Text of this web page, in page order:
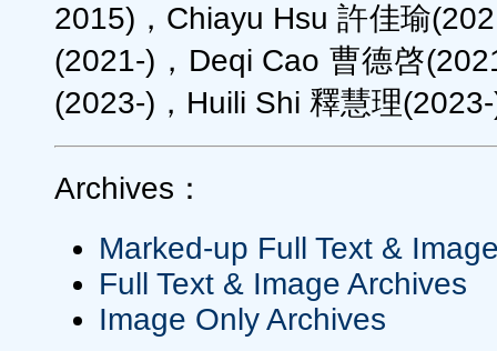
2015)，Chiayu Hsu 許佳瑜
(2021-)，Deqi Cao 曹德啓
(2023-)，Huili Shi 釋慧理
Archives：
Marked-up Full Text &
Full Text & Image Archives
Image Only Archives